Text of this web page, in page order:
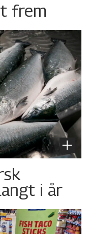
frem
i år